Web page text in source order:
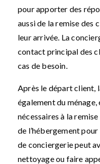
pour apporter des
aussi de la remise des
leur arrivée. La
contact principal des
cas de besoin.
Après le départ client,
également du
nécessaires à la
de l’hébergement
de conciergerie peut
nettoyage ou faire